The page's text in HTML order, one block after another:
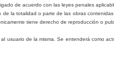
de acuerdo con las leyes penales aplicab
de la totalidad o parte de las obras
tiene derecho de reproducción o
de la misma. Se entenderá como